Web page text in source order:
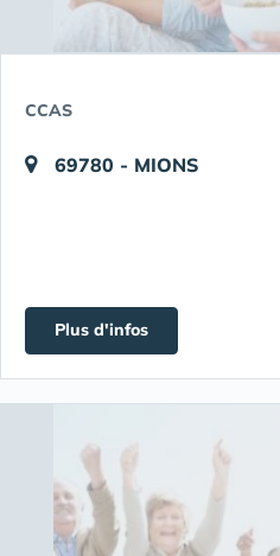
CCAS
69780 - MIONS
Plus d'infos